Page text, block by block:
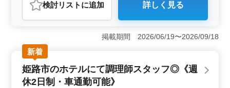
おすすめポイント
＜駅チカで通勤便利＞ 駅から近く、公共交通機関を利
用した通勤がとても便利です。交通費は月額30,000円ま
で支給され、バイクや自転車での通勤も可能です。通勤
の負担が少ない点が魅力です。 ＜幅広い業務経験を
積める＞ 朝食ブッフェやディナーの調理、仕込みに加
え、アルバイトスタッフの教育業務にも携われるため、
調理スキルを高めながらリーダーシップも磨けます。経
検討リスト に追加 詳しく見る
掲載期間 2026/06/19〜2026/09/18
新着
姫路市のホテルにて調理師スタッフ◎《週
休2日制・車通勤可能》